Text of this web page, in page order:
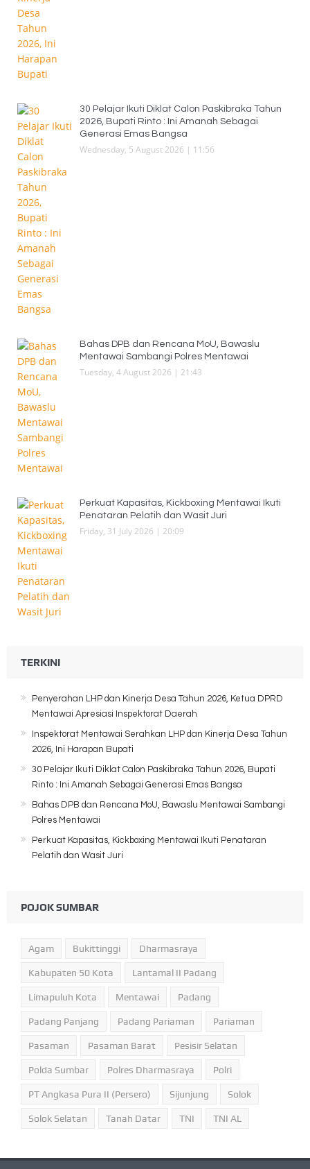
30 Pelajar Ikuti Diklat Calon Paskibraka Tahun
2026, Bupati Rinto : Ini Amanah Sebagai
Generasi Emas Bangsa
Wednesday, 5 August 2026 | 11:56
Bahas DPB dan Rencana MoU, Bawaslu
Mentawai Sambangi Polres Mentawai
Tuesday, 4 August 2026 | 21:43
Perkuat Kapasitas, Kickboxing Mentawai Ikuti
Penataran Pelatih dan Wasit Juri
Friday, 31 July 2026 | 20:09
TERKINI
Penyerahan LHP dan Kinerja Desa Tahun 2026, Ketua DPRD
Mentawai Apresiasi Inspektorat Daerah
Inspektorat Mentawai Serahkan LHP dan Kinerja Desa Tahun
2026, Ini Harapan Bupati
30 Pelajar Ikuti Diklat Calon Paskibraka Tahun 2026, Bupati
Rinto : Ini Amanah Sebagai Generasi Emas Bangsa
Bahas DPB dan Rencana MoU, Bawaslu Mentawai Sambangi
Polres Mentawai
Perkuat Kapasitas, Kickboxing Mentawai Ikuti Penataran
Pelatih dan Wasit Juri
POJOK SUMBAR
Agam Bukittinggi Dharmasraya
Kabupaten 50 Kota Lantamal II Padang
Limapuluh Kota Mentawai Padang
Padang Panjang Padang Pariaman Pariaman
Pasaman Pasaman Barat Pesisir Selatan
Polda Sumbar Polres Dharmasraya Polri
PT Angkasa Pura II (Persero) Sijunjung Solok
Solok Selatan Tanah Datar TNI TNI AL